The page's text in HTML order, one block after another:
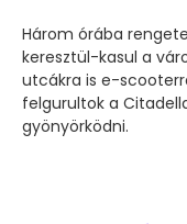
Három órába
keresztül-kasul a
utcákra is e-
felgurultok a
gyönyörködni.